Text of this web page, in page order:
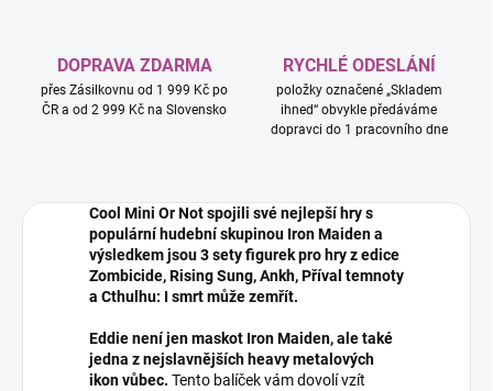
DOPRAVA ZDARMA
přes Zásilkovnu od 1 999 Kč po
ČR a od 2 999 Kč na Slovensko
RYCHLÉ ODESLÁNÍ
položky označené „Skladem
ihned“ obvykle předáváme
dopravci do 1 pracovního dne
Cool Mini Or Not spojili své nejlepší hry s
populární hudební skupinou Iron Maiden a
výsledkem jsou 3 sety figurek pro hry z edice
Zombicide, Rising Sung, Ankh, Příval temnoty
a Cthulhu: I smrt může zemřít.
Eddie není jen maskot Iron Maiden, ale také
jedna z nejslavnějších heavy metalových
ikon vůbec. Tento balíček vám dovolí vzít